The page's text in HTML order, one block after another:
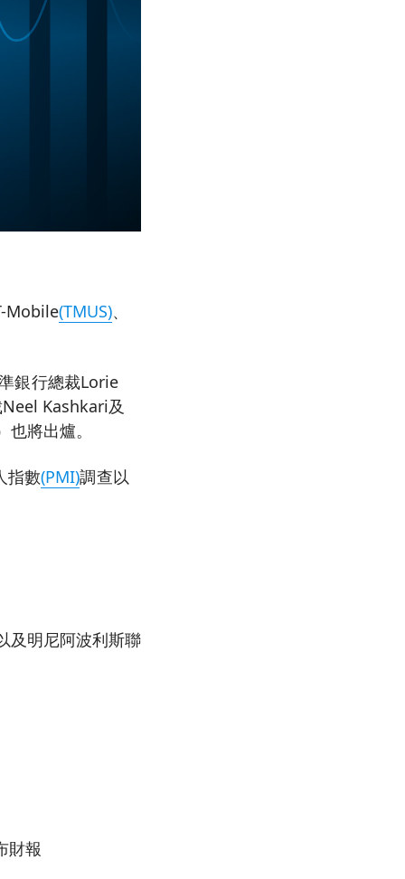
Mobile(TMUS)、
銀行總裁Lorie
Kashkari及
將出爐。
指數(PMI)調查以
及明尼阿波利斯聯
財報